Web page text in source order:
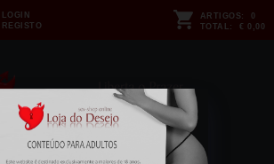
LOGIN
REGISTO
ARTIGOS:
0
TOTAL: € 0,00